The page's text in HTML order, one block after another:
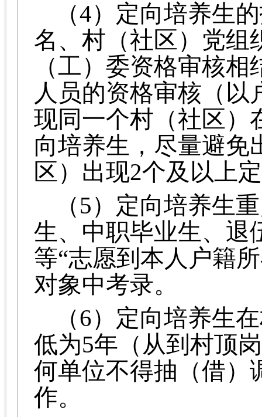
（4）定向培养生
名、村（社区）党组
（工）委资格审核
人员的资格审核（以
现同一个村（社区）
向培养生，尽量避免
区）出现2个及以上
（5）定向培养生
生、中职毕业生、退
等“志愿到本人户籍
对象中考录。
（6）定向培养生
低为5年（从到村顶
何单位不得抽（借）
作。